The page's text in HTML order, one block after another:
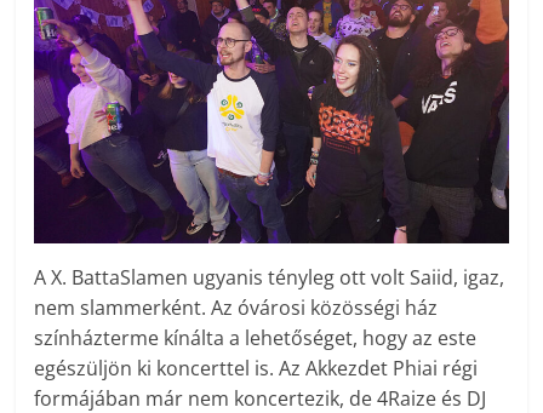
A X. BattaSlamen ugyanis tényleg ott volt Saiid, igaz,
nem slammerként. Az óvárosi közösségi ház
színházterme kínálta a lehetőséget, hogy az este
egészüljön ki koncerttel is. Az Akkezdet Phiai régi
formájában már nem koncertezik, de 4Raize és DJ